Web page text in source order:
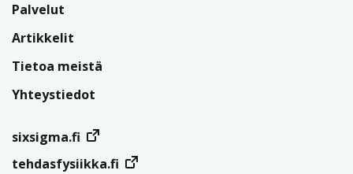
Palvelut
Artikkelit
Tietoa meistä
Yhteystiedot
sixsigma.fi
tehdasfysiikka.fi